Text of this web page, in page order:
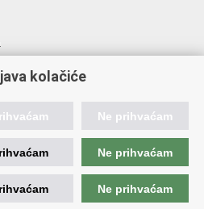
kolačiće
Ne prihvaćam
Ne prihvaćam
Ne prihvaćam